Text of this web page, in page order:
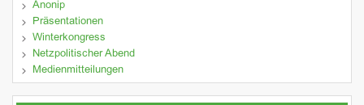
Anonip
Präsentationen
Winterkongress
Netzpolitischer Abend
Medienmitteilungen